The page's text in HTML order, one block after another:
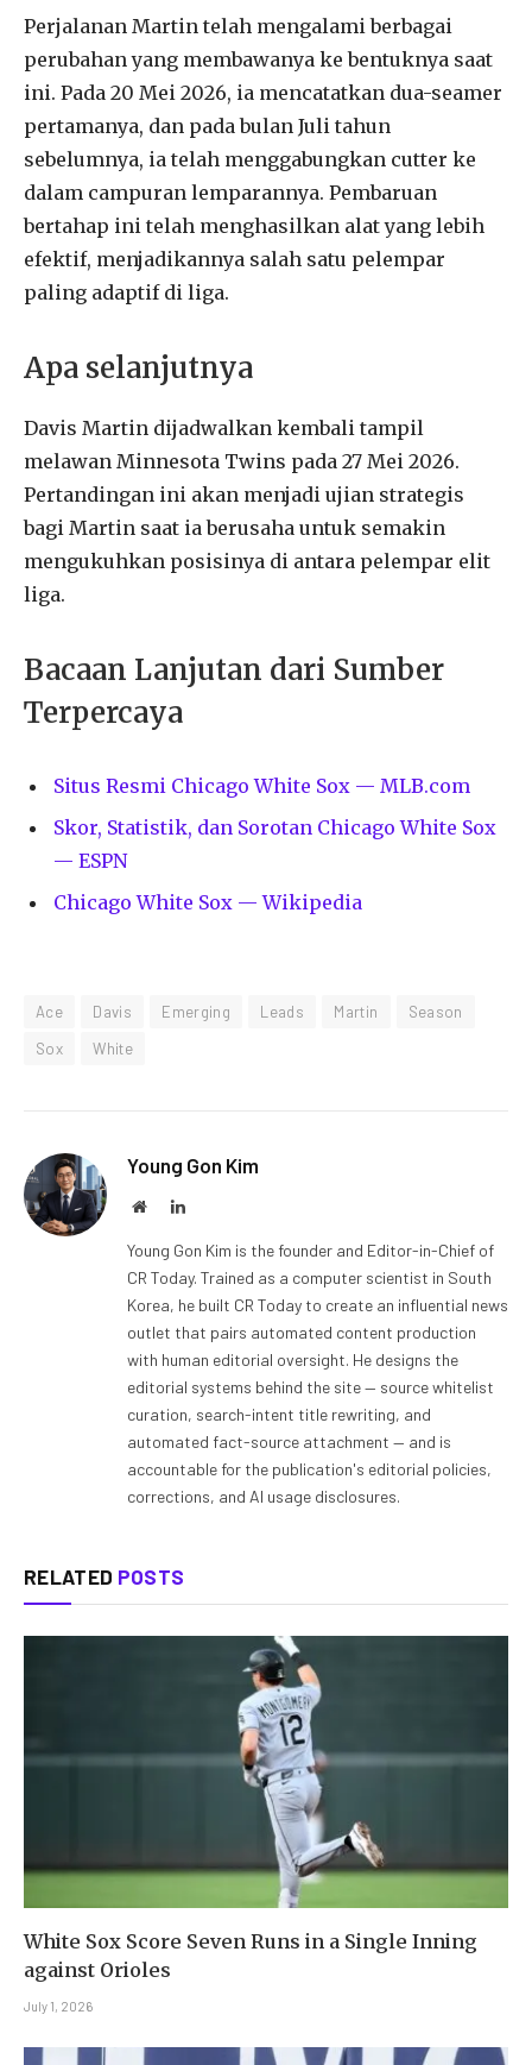
Perjalanan Martin telah mengalami berbagai
perubahan yang membawanya ke bentuknya saat
ini. Pada 20 Mei 2026, ia mencatatkan dua-seamer
pertamanya, dan pada bulan Juli tahun
sebelumnya, ia telah menggabungkan cutter ke
dalam campuran lemparannya. Pembaruan
bertahap ini telah menghasilkan alat yang lebih
efektif, menjadikannya salah satu pelempar
paling adaptif di liga.
Apa selanjutnya
Davis Martin dijadwalkan kembali tampil
melawan Minnesota Twins pada 27 Mei 2026.
Pertandingan ini akan menjadi ujian strategis
bagi Martin saat ia berusaha untuk semakin
mengukuhkan posisinya di antara pelempar elit
liga.
Bacaan Lanjutan dari Sumber
Terpercaya
Situs Resmi Chicago White Sox — MLB.com
Skor, Statistik, dan Sorotan Chicago White Sox
— ESPN
Chicago White Sox — Wikipedia
Ace Davis Emerging Leads Martin
Season
Sox
White
Young Gon Kim
WebsiteLinkedIn
Young Gon Kim is the founder and Editor-in-Chief of
CR Today. Trained as a computer scientist in South
Korea, he built CR Today to create an influential news
outlet that pairs automated content production
with human editorial oversight. He designs the
editorial systems behind the site — source whitelist
curation, search-intent title rewriting, and
automated fact-source attachment — and is
accountable for the publication's editorial policies,
corrections, and AI usage disclosures.
RELATED POSTS
White Sox Score Seven Runs in a Single Inning
against Orioles
July 1, 2026